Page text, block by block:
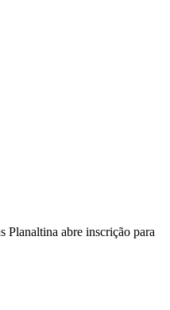
Planaltina abre inscrição para